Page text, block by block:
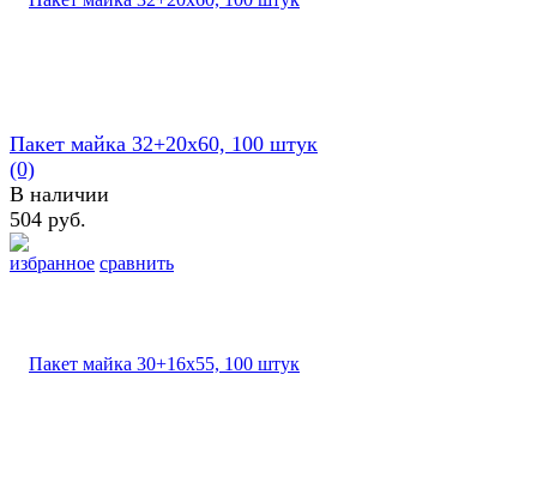
избранное сравнить
Пакет майка 32+20х60, 100 штук
(0)
В наличии
504 руб.